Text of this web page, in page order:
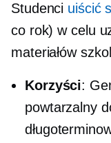
Studenci uiścić
co rok) w celu
materiałów
Korzyści:
powtarzalny